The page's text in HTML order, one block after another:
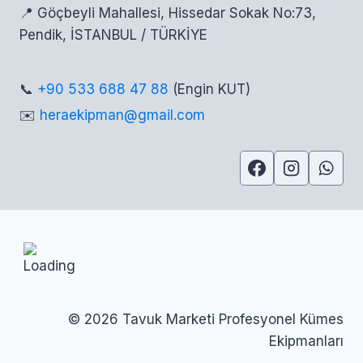
📍 Göçbeyli Mahallesi, Hissedar Sokak No:73,
Pendik, İSTANBUL / TÜRKİYE
📞 +90 533 688 47 88 (Engin KUT)
✉️ heraekipman@gmail.com
© 2026 Tavuk Marketi Profesyonel Kümes
Ekipmanları